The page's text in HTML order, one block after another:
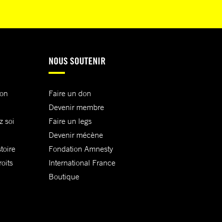
soi
NOUS SOUTENIR
Faire un don
Devenir membre
Faire un legs
Devenir mécène
Fondation Amnesty
International France
Boutique